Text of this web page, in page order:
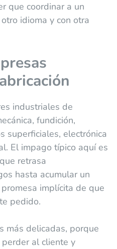
que coordinar a un
idioma y con otra
industriales de
fundición,
superficiales, electrónica
El impago típico aquí es
retrasa
hasta acumular un
implícita de que
pedido.
más delicadas, porque
al cliente y